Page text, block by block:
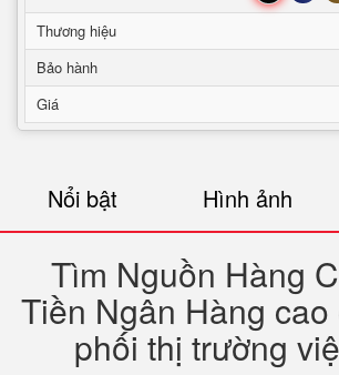
Thương hiệu
Bảo hành
Giá
Nổi bật Hình ảnh
Tìm Nguồn Hàng
Tiền Ngân Hàng
phối thị trường